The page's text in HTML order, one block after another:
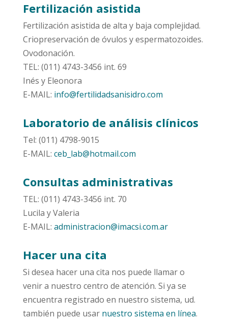
Fertilización asistida
Fertilización asistida de alta y baja complejidad.
Criopreservación de óvulos y espermatozoides.
Ovodonación.
TEL: (011) 4743-3456 int. 69
Inés y Eleonora
E-MAIL: info@fertilidadsanisidro.com
Laboratorio de análisis clínicos
Tel: (011) 4798-9015
E-MAIL: ceb_lab@hotmail.com
Consultas administrativas
TEL: (011) 4743-3456 int. 70
Lucila y Valeria
E-MAIL: administracion@imacsi.com.ar
Hacer una cita
Si desea hacer una cita nos puede llamar o
venir a nuestro centro de atención. Si ya se
encuentra registrado en nuestro sistema, ud.
también puede usar nuestro sistema en línea.